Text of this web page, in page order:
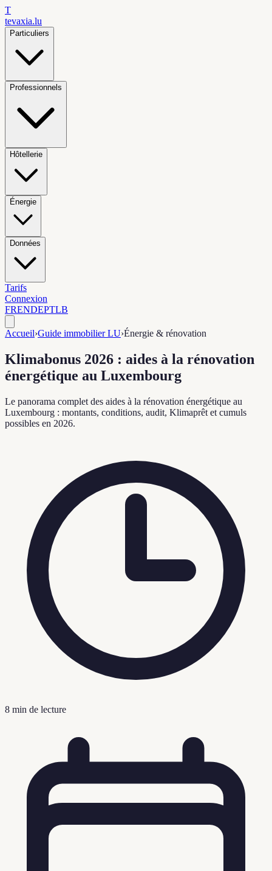
T
tevaxia.lu
Particuliers
Professionnels
Hôtellerie
Énergie
Données
Tarifs
Connexion
FRENDEPTLB
Accueil›Guide immobilier LU›Énergie & rénovation
Klimabonus 2026 : aides à la rénovation
énergétique au Luxembourg
Le panorama complet des aides à la rénovation énergétique au
Luxembourg : montants, conditions, audit, Klimaprêt et cumuls
possibles en 2026.
8 min de lecture